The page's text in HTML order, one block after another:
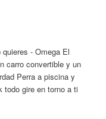
- Omega El
carro convertible y un
Perra a piscina y
gire en torno a ti